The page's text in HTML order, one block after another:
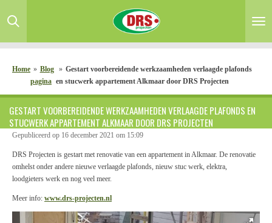
direct
de
Home » Blog
pagina
» Gestart voorbereidende werkzaamheden verlaagde plafonds
en stucwerk appartement Alkmaar door DRS Projecten
GESTART VOORBEREIDENDE WERKZAAMHEDEN VERLAAGDE PLAFONDS EN
STUCWERK APPARTEMENT ALKMAAR DOOR DRS PROJECTEN
Gepubliceerd op 16 december 2021 om 15:09
DRS Projecten is gestart met renovatie van een appartement in Alkmaar. De renovatie
omhelst onder andere nieuwe verlaagde plafonds, nieuw stuc werk, elektra,
loodgieters werk en nog veel meer.
Meer info: www.drs-projecten.nl